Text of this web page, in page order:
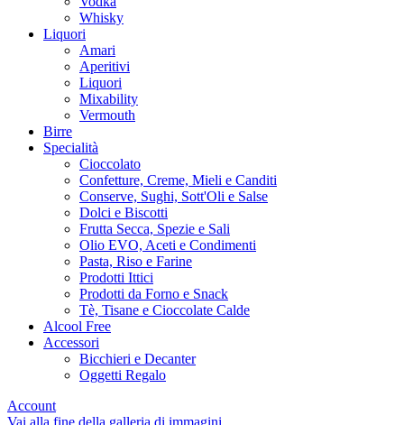
Whisky
Liquori
Amari
Aperitivi
Liquori
Mixability
Vermouth
Birre
Specialità
Cioccolato
Confetture, Creme, Mieli e Canditi
Conserve, Sughi, Sott'Oli e Salse
Dolci e Biscotti
Frutta Secca, Spezie e Sali
Olio EVO, Aceti e Condimenti
Pasta, Riso e Farine
Prodotti Ittici
Prodotti da Forno e Snack
Tè, Tisane e Cioccolate Calde
Alcool Free
Accessori
Bicchieri e Decanter
Oggetti Regalo
Account
Vai alla fine della galleria di immagini